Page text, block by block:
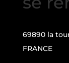
69890 la
FRANCE